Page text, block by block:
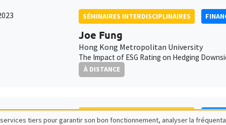
SÉMINAIRES INTERDISCIPLINAIRES
Joe Fung
Hong Kong Metropolitan University
The Impact of ESG Rating on Hedging
À DISTANCE
2023
tiers pour garantir son bon fonctionnement, analyser la